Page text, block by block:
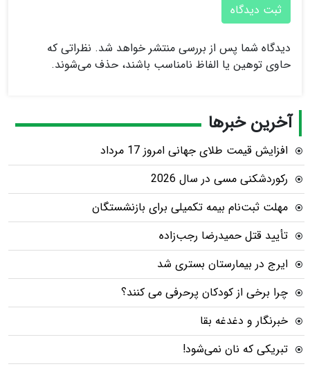
ثبت دیدگاه
دیدگاه شما پس از بررسی منتشر خواهد شد. نظراتی که
حاوی توهین یا الفاظ نامناسب باشند، حذف می‌شوند.
آخرین خبرها
افزایش قیمت طلای جهانی امروز 17 مرداد
رکوردشکنی مسی در سال 2026
مهلت ثبت‌نام بیمه تکمیلی برای بازنشستگان
تأیید قتل حمیدرضا رجب‌زاده
ایرج در بیمارستان بستری شد
چرا برخی از کودکان پرحرفی می کنند؟
خبرنگار و دغدغه بقا
تبریکی که نان نمی‌شود!